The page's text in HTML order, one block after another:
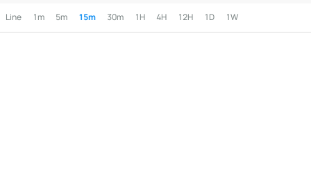
Line 1m 5m 15m 30m 1H 4H 12H 1D 1W